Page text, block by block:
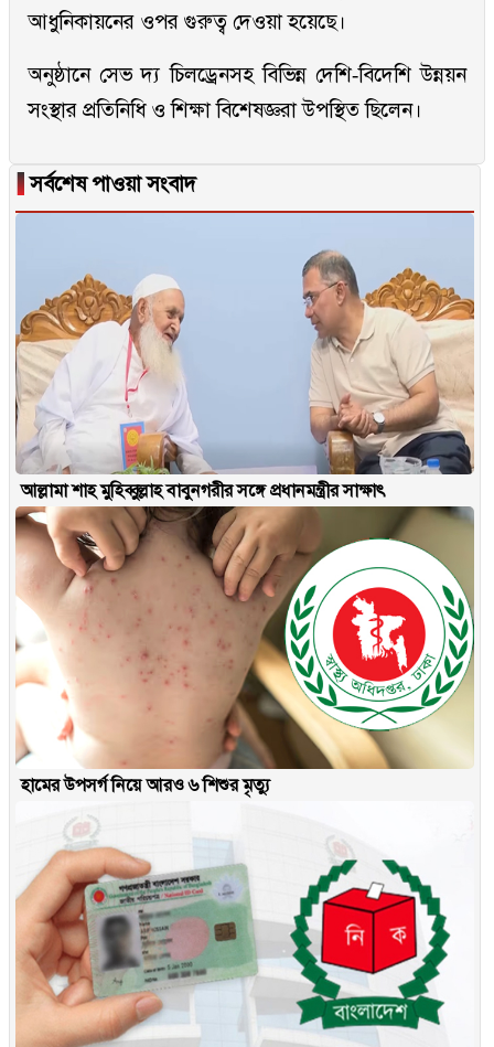
আধুনিকায়নের ওপর গুরুত্ব দেওয়া হয়েছে।
অনুষ্ঠানে সেভ দ্য চিলড্রেনসহ বিভিন্ন দেশি-বিদেশি উন্নয়ন
সংস্থার প্রতিনিধি ও শিক্ষা বিশেষজ্ঞরা উপস্থিত ছিলেন।
▐সর্বশেষ পাওয়া সংবাদ
আল্লামা শাহ মুহিব্বুল্লাহ বাবুনগরীর সঙ্গে প্রধানমন্ত্রীর সাক্ষাৎ
হামের উপসর্গ নিয়ে আরও ৬ শিশুর মৃত্যু